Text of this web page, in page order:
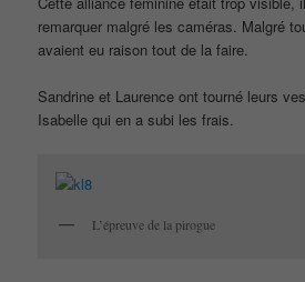
remarquer malgré les caméras. Malgré
avaient eu raison tout de la faire.
Sandrine et Laurence ont tourné leurs
Isabelle qui en a subi les frais.
L’épreuve de la pirogue